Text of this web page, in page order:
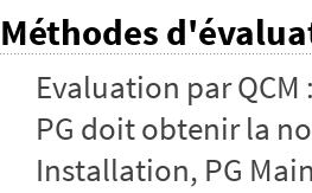
Méthodes
Evaluation par
PG doit obtenir la
Installation, PG